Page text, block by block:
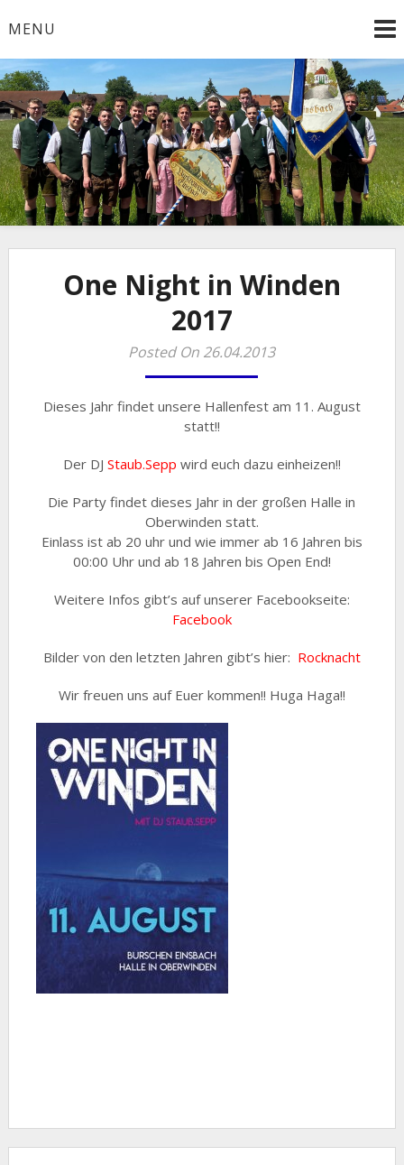
toMENU
One Night in Winden
2017
Posted On 26.04.2013
Dieses Jahr findet unsere Hallenfest am 11. August
statt!!
Der DJ Staub.Sepp wird euch dazu einheizen!!
Die Party findet dieses Jahr in der großen Halle in
Oberwinden statt.
Einlass ist ab 20 uhr und wie immer ab 16 Jahren bis
00:00 Uhr und ab 18 Jahren bis Open End!
Weitere Infos gibt’s auf unserer Facebookseite:
Facebook
Bilder von den letzten Jahren gibt’s hier: Rocknacht
Wir freuen uns auf Euer kommen!! Huga Haga!!